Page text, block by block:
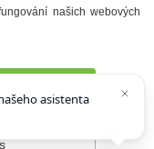
našich webových
asistenta